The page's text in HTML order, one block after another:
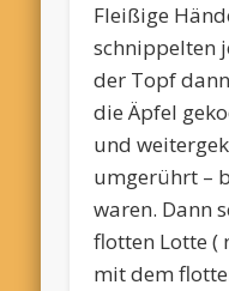
Fleißige
schnippelten
der Topf
die Äpfel
und
umgerührt –
waren. Dann
flotten Lotte (
mit dem